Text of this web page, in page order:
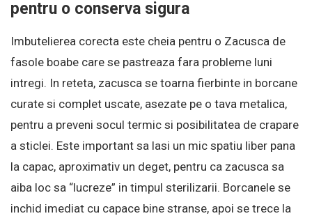
pentru o conserva sigura
Imbutelierea corecta este cheia pentru o Zacusca de
fasole boabe care se pastreaza fara probleme luni
intregi. In reteta, zacusca se toarna fierbinte in borcane
curate si complet uscate, asezate pe o tava metalica,
pentru a preveni socul termic si posibilitatea de crapare
a sticlei. Este important sa lasi un mic spatiu liber pana
la capac, aproximativ un deget, pentru ca zacusca sa
aiba loc sa “lucreze” in timpul sterilizarii. Borcanele se
inchid imediat cu capace bine stranse, apoi se trece la